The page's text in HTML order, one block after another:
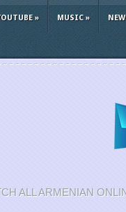
» MUSIC»
ALL ARMENIAN